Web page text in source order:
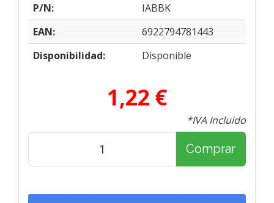
P/N:
IABBK
EAN:
6922794781443
Disponibilidad:
Disponible
1,22 €
*IVA Incluido
Comprar